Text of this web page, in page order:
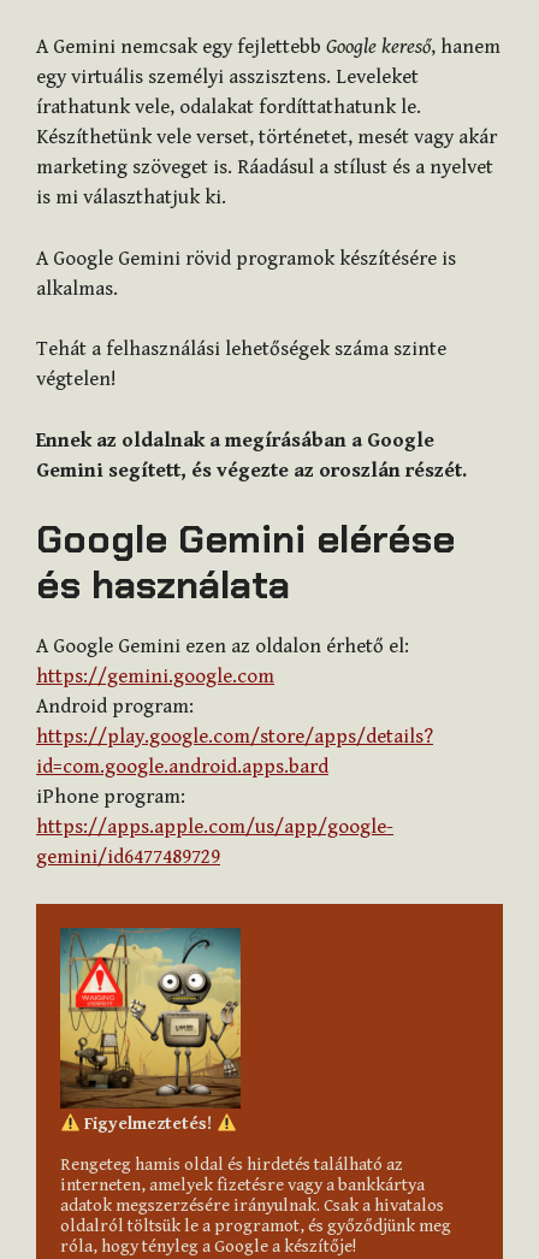
A Gemini nemcsak egy fejlettebb Google kereső, hanem
egy virtuális személyi asszisztens. Leveleket
írathatunk vele, odalakat fordíttathatunk le.
Készíthetünk vele verset, történetet, mesét vagy akár
marketing szöveget is. Ráadásul a stílust és a nyelvet
is mi választhatjuk ki.
A Google Gemini rövid programok készítésére is
alkalmas.
Tehát a felhasználási lehetőségek száma szinte
végtelen!
Ennek az oldalnak a megírásában a Google
Gemini segített, és végezte az oroszlán részét.
Google Gemini elérése
és használata
A Google Gemini ezen az oldalon érhető el:
https://gemini.google.com
Android program:
https://play.google.com/store/apps/details?
id=com.google.android.apps.bard
iPhone program:
https://apps.apple.com/us/app/google-
gemini/id6477489729
Figyelmeztetés!
Rengeteg hamis oldal és hirdetés található az
interneten, amelyek fizetésre vagy a bankkártya
adatok megszerzésére irányulnak. Csak a hivatalos
oldalról töltsük le a programot, és győződjünk meg
róla, hogy tényleg a Google a készítője!